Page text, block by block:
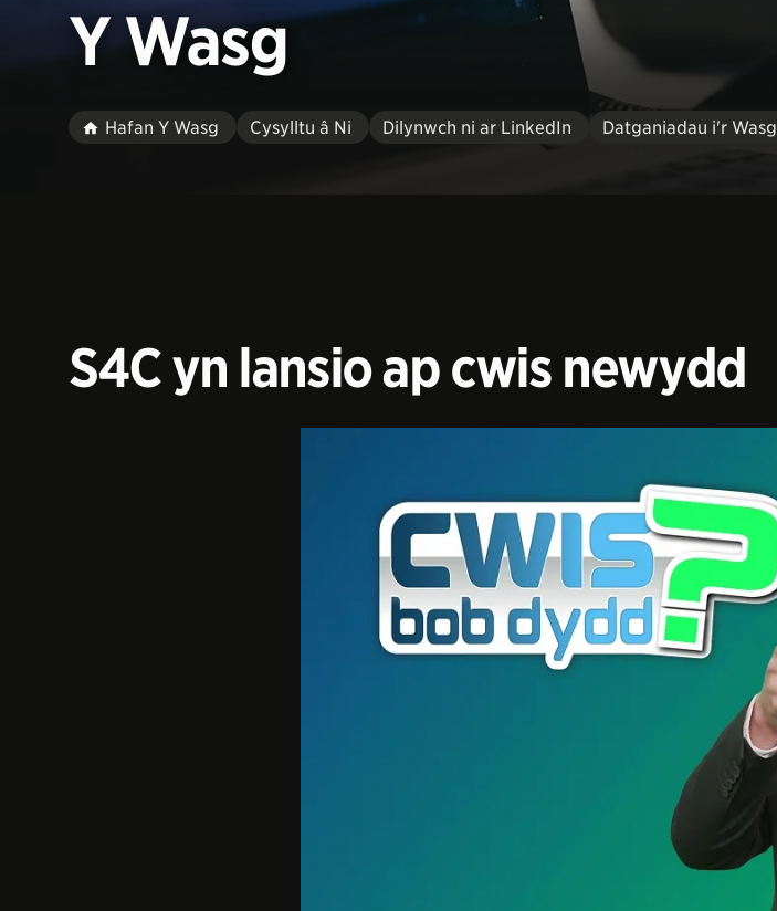
Y Wasg
Hafan Y Wasg Cysylltu â Ni Dilynwch ni ar LinkedIn Datganiadau i'r Wasg
S4C yn lansio ap cwis newydd